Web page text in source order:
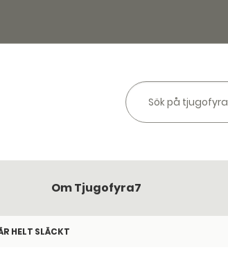
Sök på tjugofyra7.se
Om Tjugofyra7
HELT SLÄCKT